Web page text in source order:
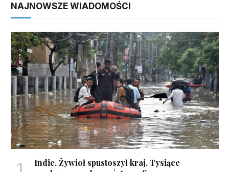
NAJNOWSZE WIADOMOŚCI
Indie. Żywioł spustoszył kraj. Tysiące